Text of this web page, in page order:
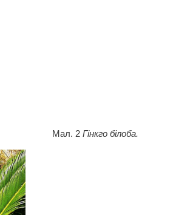
2 Гінкго білоба.